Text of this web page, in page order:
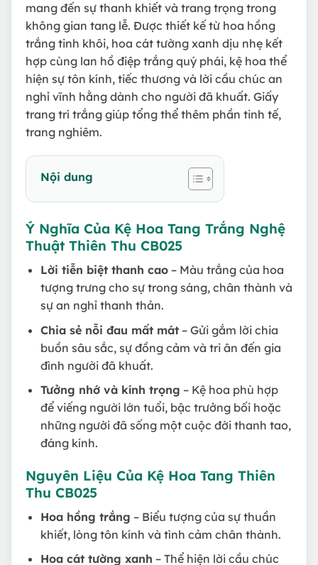
mang đến sự thanh khiết và trang trọng trong
không gian tang lễ. Được thiết kế từ hoa hồng
trắng tinh khôi, hoa cát tường xanh dịu nhẹ kết
hợp cùng lan hồ điệp trắng quý phái, kệ hoa thể
hiện sự tôn kính, tiếc thương và lời cầu chúc an
nghỉ vĩnh hằng dành cho người đã khuất. Giấy
trang trí trắng giúp tổng thể thêm phần tinh tế,
trang nghiêm.
Nội dung
Ý Nghĩa Của Kệ Hoa Tang Trắng Nghệ
Thuật Thiên Thu CB025
Lời tiễn biệt thanh cao– Màu trắng của hoa
tượng trưng cho sự trong sáng, chân thành và
sự an nghỉ thanh thản.
Chia sẻ nỗi đau mất mát– Gửi gắm lời chia
buồn sâu sắc, sự đồng cảm và tri ân đến gia
đình người đã khuất.
Tưởng nhớ và kính trọng – Kệ hoa phù hợp
để viếng người lớn tuổi, bậc trưởng bối hoặc
những người đã sống một cuộc đời thanh tao,
đáng kính.
Nguyên Liệu Của Kệ Hoa Tang Thiên
Thu CB025
Hoa hồng trắng – Biểu tượng của sự thuần
khiết, lòng tôn kính và tình cảm chân thành.
Hoa cát tường xanh – Thể hiện lời cầu chúc